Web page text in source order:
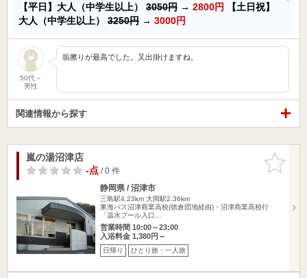
【平日】大人（中学生以上） 3050円 → 2800円
【土日祝】
大人（中学生以上） 3250円 → 3000円
50代～
男性
垢擦りが最高でした。又出掛けますね。
関連情報から探す
お気に入
りに追加
嵐の湯沼津店
-点/ 0 件
静岡県 / 沼津市
三島駅4.23km 大岡駅2.36km
東海バス沼津商業高校(徳倉団地経由)・沼津商業高校行
「温水プール入口…
営業時間 10:00～23:00
入浴料金 1,380円～
日帰り ひとり旅・一人旅